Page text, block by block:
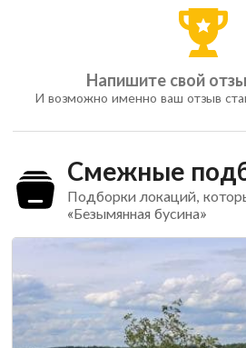
Напишите свой
И возможно именно ваш отзыв
Смежные
Подборки локаций,
«Безымянная бусина»